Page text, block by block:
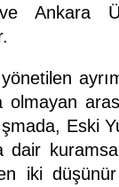
Ankara
Eski
dair
iki